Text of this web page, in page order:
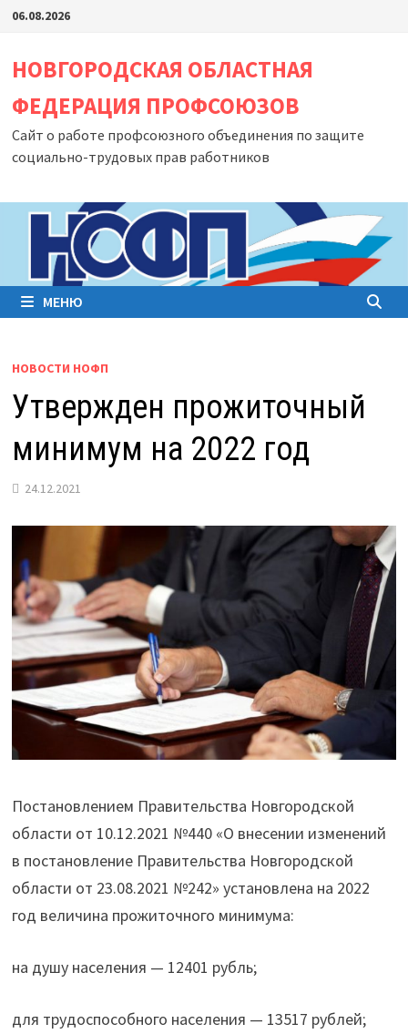
Перейти
содержимому
06.08.2026
НОВГОРОДСКАЯ ОБЛАСТНАЯ
ФЕДЕРАЦИЯ ПРОФСОЮЗОВ
Сайт о работе профсоюзного объединения по защите
социально-трудовых прав работников
МЕНЮ
НОВОСТИ НОФП
Утвержден прожиточный
минимум на 2022 год
24.12.2021
Постановлением Правительства Новгородской
области от 10.12.2021 №440 «О внесении изменений
в постановление Правительства Новгородской
области от 23.08.2021 №242» установлена на 2022
год величина прожиточного минимума:
на душу населения — 12401 рубль;
для трудоспособного населения — 13517 рублей;